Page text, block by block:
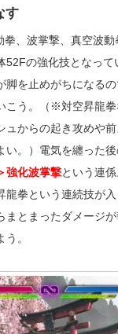
す
拳、波掌撃、真空波
52Fの強化技となって
脚を止めがちになる
こう。（※対空昇龍
ュからの起き攻めや
い。）電気を纏った
強化波掌撃という連
龍拳という連続技が
まとまったダメージ
。